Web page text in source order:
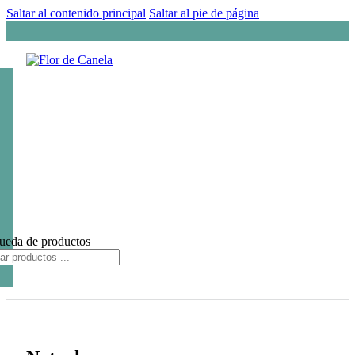
Saltar al contenido principal Saltar al pie de página
de productos